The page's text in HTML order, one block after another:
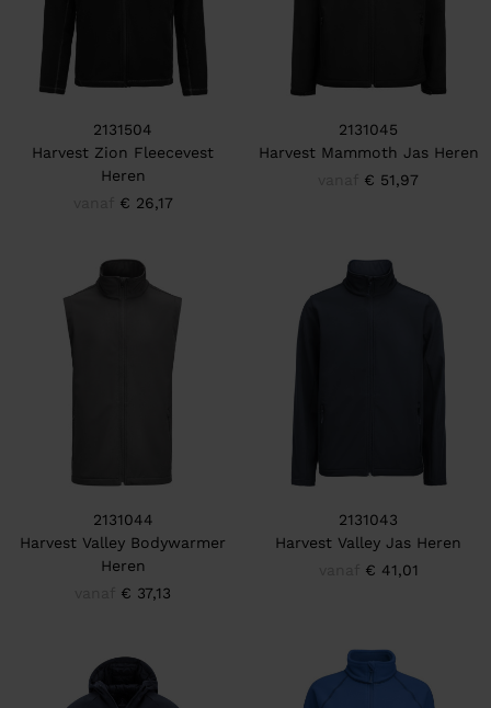
2131504
Harvest Zion Fleecevest
Heren
€ 26,17
2131045
Harvest Mammoth Jas Heren
€ 51,97
2131044
Harvest Valley Bodywarmer
Heren
€ 37,13
2131043
Harvest Valley Jas Heren
€ 41,01